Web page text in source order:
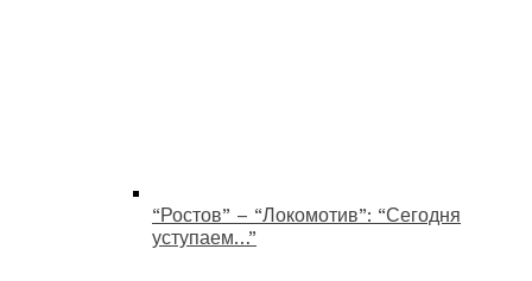
“Ростов” – “Локомотив”: “Сегодня
уступаем…”